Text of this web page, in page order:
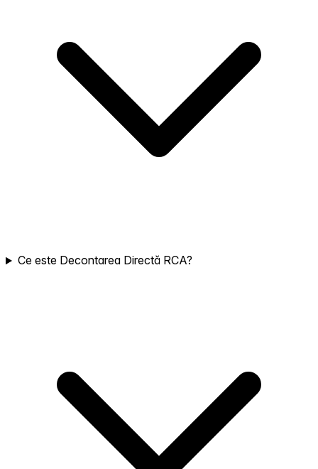
Ce este Decontarea Directă RCA?